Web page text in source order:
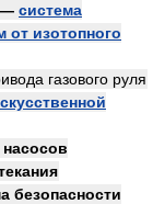
— система
от изотопного
газового руля
безопасности